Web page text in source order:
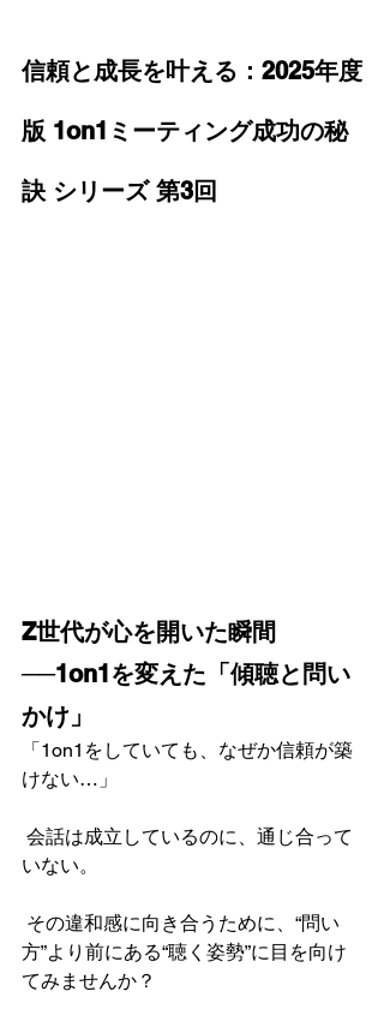
信頼と成長を叶える：2025年度
版 1on1ミーティング成功の秘
訣 シリーズ 第3回
Z世代が心を開いた瞬間
──1on1を変えた「傾聴と問い
かけ」
「1on1をしていても、なぜか信頼が築
けない…」
いない。
方”より前にある“聴く姿勢”に目を向け
てみませんか？